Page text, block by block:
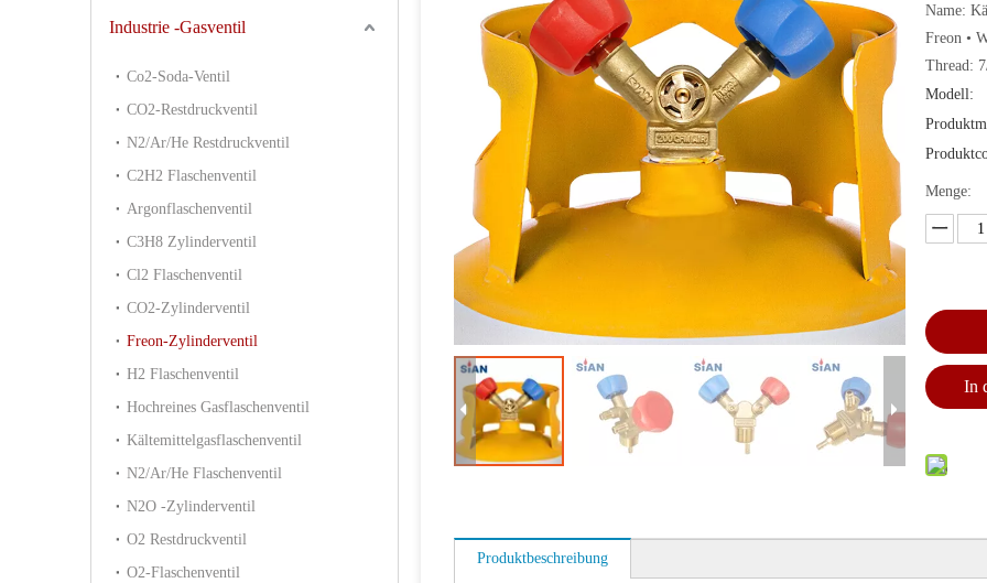
Industrie -Gasventil
Co2-Soda-Ventil
CO2-Restdruckventil
N2/Ar/He Restdruckventil
C2H2 Flaschenventil
Argonflaschenventil
C3H8 Zylinderventil
Cl2 Flaschenventil
CO2-Zylinderventil
Freon-Zylinderventil
H2 Flaschenventil
Hochreines Gasflaschenventil
Kältemittelgasflaschenventil
N2/Ar/He Flaschenventil
N2O -Zylinderventil
O2 Restdruckventil
O2-Flaschenventil
Name:
Freon •
Thread:
Modell:
Menge:
In
Produktbeschreibung